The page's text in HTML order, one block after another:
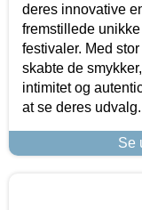
deres innovative
fremstillede
festivaler. Med
skabte de
intimitet og
at se deres udvalg.
Se